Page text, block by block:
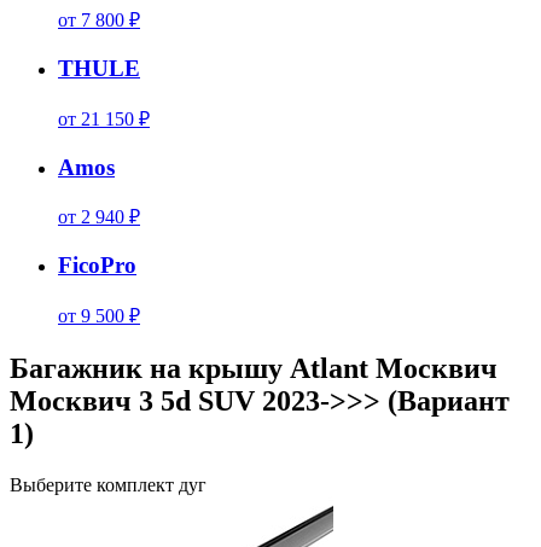
от 7 800 ₽
THULE
от 21 150 ₽
Amos
от 2 940 ₽
FicoPro
от 9 500 ₽
Багажник на крышу Atlant Москвич
Москвич 3 5d SUV 2023->>> (Вариант
1)
Выберите комплект дуг